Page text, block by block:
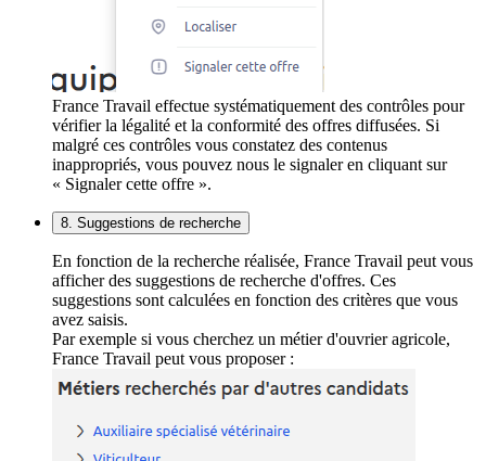
France Travail effectue systématiquement des contrôles pour
vérifier la légalité et la conformité des offres diffusées. Si
malgré ces contrôles vous constatez des contenus
inappropriés, vous pouvez nous le signaler en cliquant sur
« Signaler cette offre ».
8. Suggestions de recherche
En fonction de la recherche réalisée, France Travail peut vous
afficher des suggestions de recherche d'offres. Ces
suggestions sont calculées en fonction des critères que vous
avez saisis.
Par exemple si vous cherchez un métier d'ouvrier agricole,
France Travail peut vous proposer :